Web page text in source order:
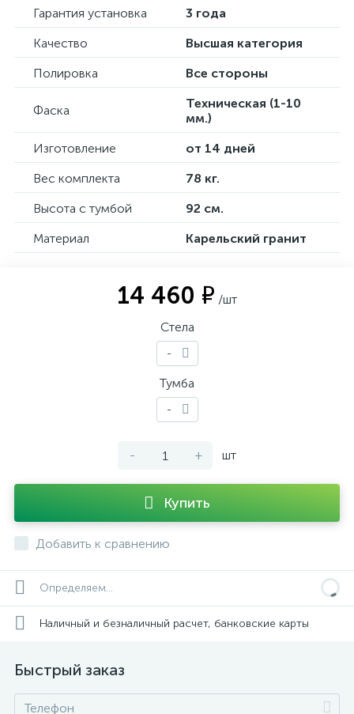
Гарантия установка
3 года
Качество
Высшая категория
Полировка
Все стороны
Фаска
Техническая (1-10
мм.)
Изготовление
от 14 дней
Вес комплекта
78 кг.
Высота с тумбой
92 см.
Материал
Карельский гранит
14 460 ₽ /шт
Стела
-
Тумба
-
- + шт
Купить
Добавить к сравнению
Определяем...
Наличный и безналичный расчет, банковские карты
Быстрый заказ